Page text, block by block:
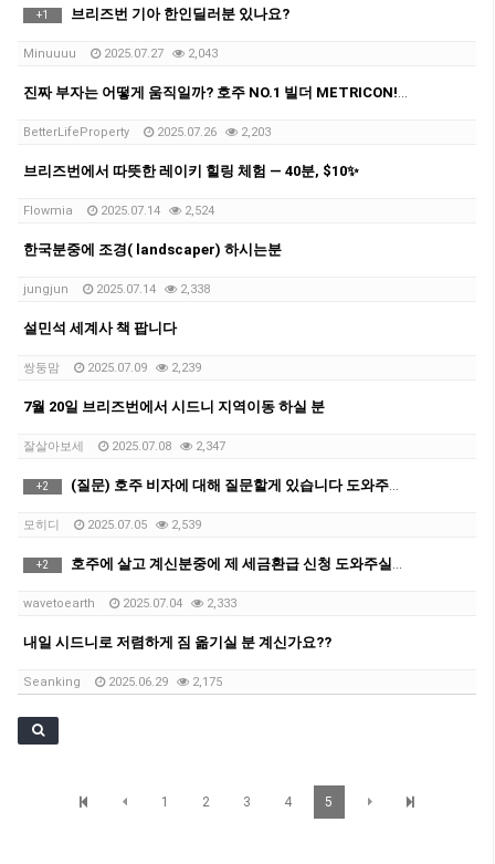
+1 브리즈번 기아 한인딜러분 있나요?
Minuuuu 2025.07.27 2,043
BetterLifeProperty 2025.07.26 2,203
브리즈번에서 따뜻한 레이키 힐링 체험 — 40분, $10✨
Flowmia 2025.07.14 2,524
한국분중에 조경( landscaper) 하시는분
jungjun 2025.07.14 2,338
설민석 세계사 책 팝니다
쌍둥맘 2025.07.09 2,239
7월 20일 브리즈번에서 시드니 지역이동 하실 분
잘살아보세 2025.07.08 2,347
+2 (질문) 호주 비자에 대해 질문할게 있습니다 도와주세요
모히디 2025.07.05 2,539
+2 호주에 살고 계신분중에 제 세금환급 신청 도와주실분ㅠㅠ..(사례금드려용..ㅠ)
wavetoearth 2025.07.04 2,333
내일 시드니로 저렴하게 짐 옮기실 분 계신가요??
Seanking 2025.06.29 2,175
1 2 3 4 5